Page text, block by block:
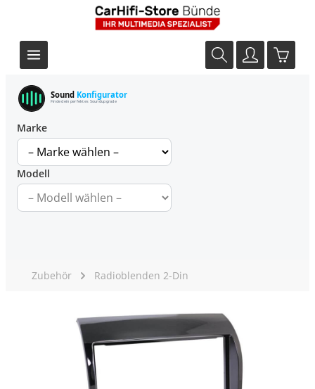
Sound Konfigurator
Finde dein perfektes Soundupgrade
Marke
Modell
Zubehör Radioblenden 2-Din